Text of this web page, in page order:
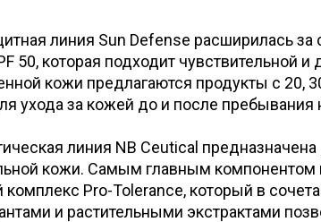
линия Sun Defense расширилась за
50, которая подходит чувствительной
кожи предлагаются продукты с 20,
ухода за кожей до и после пребывания
линия NB Ceutical
кожи. Самым главным компонентом
комплекс Pro-Tolerance, который в
и растительными экстрактами